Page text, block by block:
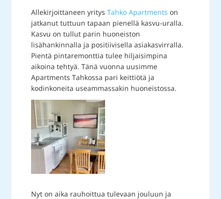
Allekirjoittaneen yritysTahko Apartments on
jatkanut tuttuun tapaan pienellä kasvu-uralla.
Kasvu on tullut parin huoneiston
lisähankinnalla ja positiivisella asiakasvirralla.
Pientä pintaremonttia tulee hiljaisimpina
aikoina tehtyä. Tänä vuonna uusimme
Apartments Tahkossa pari keittiötä ja
kodinkoneita useammassakin huoneistossa.
Nyt on aika rauhoittua tulevaan jouluun ja